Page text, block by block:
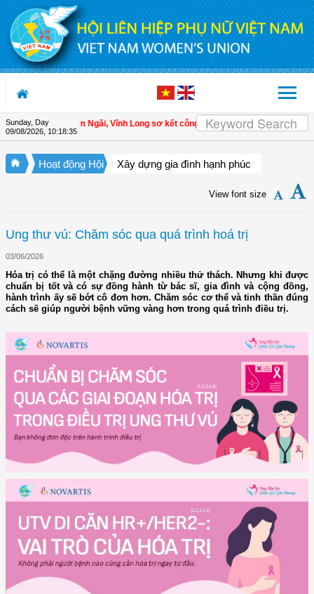
Skip to Content
Sunday, Day
09/08/2026, 10:18:36
LHPN xã Tam Ngãi, Vĩnh Long sơ kết công tác Hội và phong trào phụ nữ 6
Hoạt động Hội Xây dựng gia đình hạnh phúc
View font size
Ung thư vú: Chăm sóc qua quá trình hoá trị
03/06/2026
Hóa trị có thể là một chặng đường nhiều thử thách. Nhưng khi được
chuẩn bị tốt và có sự đồng hành từ bác sĩ, gia đình và cộng đồng,
hành trình ấy sẽ bớt cô đơn hơn. Chăm sóc cơ thể và tinh thần đúng
cách sẽ giúp người bệnh vững vàng hơn trong quá trình điều trị.